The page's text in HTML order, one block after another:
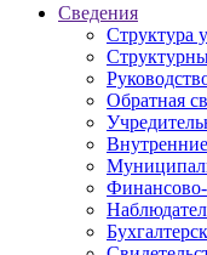
Сведения
Структура
Обратная
Финансово-